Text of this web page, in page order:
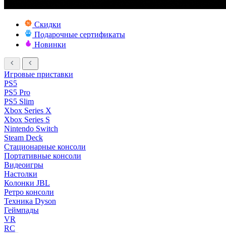
Скидки
Подарочные сертификаты
Новинки
Игровые приставки
PS5
PS5 Pro
PS5 Slim
Xbox Series X
Xbox Series S
Nintendo Switch
Steam Deck
Стационарные консоли
Портативные консоли
Видеоигры
Настолки
Колонки JBL
Ретро консоли
Техника Dyson
Геймпады
VR
RC